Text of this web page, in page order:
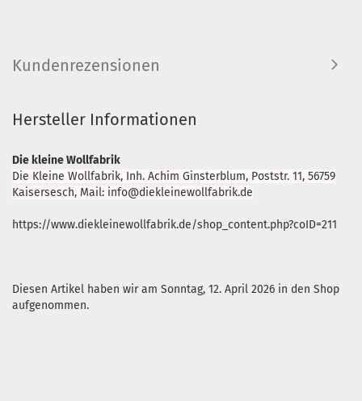
Kundenrezensionen
Hersteller Informationen
Die kleine Wollfabrik
Die Kleine Wollfabrik, Inh. Achim Ginsterblum, Poststr. 11, 56759
Kaisersesch, Mail: info@diekleinewollfabrik.de
https://www.diekleinewollfabrik.de/shop_content.php?coID=211
Diesen Artikel haben wir am Sonntag, 12. April 2026 in den Shop
aufgenommen.